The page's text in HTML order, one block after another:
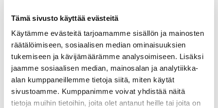
Tämä sivusto käyttää evästeitä
Käytämme evästeitä tarjoamamme sisällön ja mainosten
räätälöimiseen, sosiaalisen median ominaisuuksien
tukemiseen ja kävijämäärämme analysoimiseen. Lisäksi
jaamme sosiaalisen median, mainosalan ja analytiikka-
alan kumppaneillemme tietoja siitä, miten käytät
sivustoamme. Kumppanimme voivat yhdistää näitä
tietoja muihin tietoihin, joita olet antanut heille tai joita on
Miten pääsen enkeliksi?
Jos olet kiinnostunut toimimaan bisnesenkelinä ja
omaat edellä kuvattuja taitoja, ota yhteyttä Minna
Nore (minna.nore@satakunnankauppakamari.fi, 044
710 5364), niin saat tarvittavan infon ja pääset
alkuun.
Yhteyden enkeliverkostoon saat helpoimmin